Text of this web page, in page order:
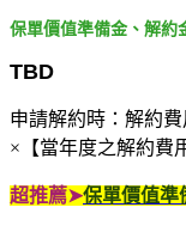
保單價值準備金、解約
TBD
申請解約時：解約
×【當年度之解約費
超推薦➤保單價值準